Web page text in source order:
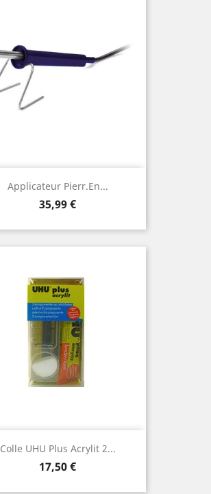
Applicateur Pierr.en...
Prix
35,99 €
Colle UHU Plus Acrylit 2...
Prix
17,50 €